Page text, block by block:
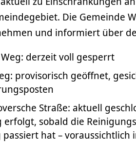
Die Gemeinde
und informiert über
derzeit voll gesperrt
provisorisch geöffnet,
Straße: aktuell
sobald die
hat – voraussichtlich